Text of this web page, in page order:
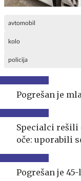
avtomobil
kolo
policija
Pogrešan je
Specialci rešili
oče: uporabili
Pogrešan je